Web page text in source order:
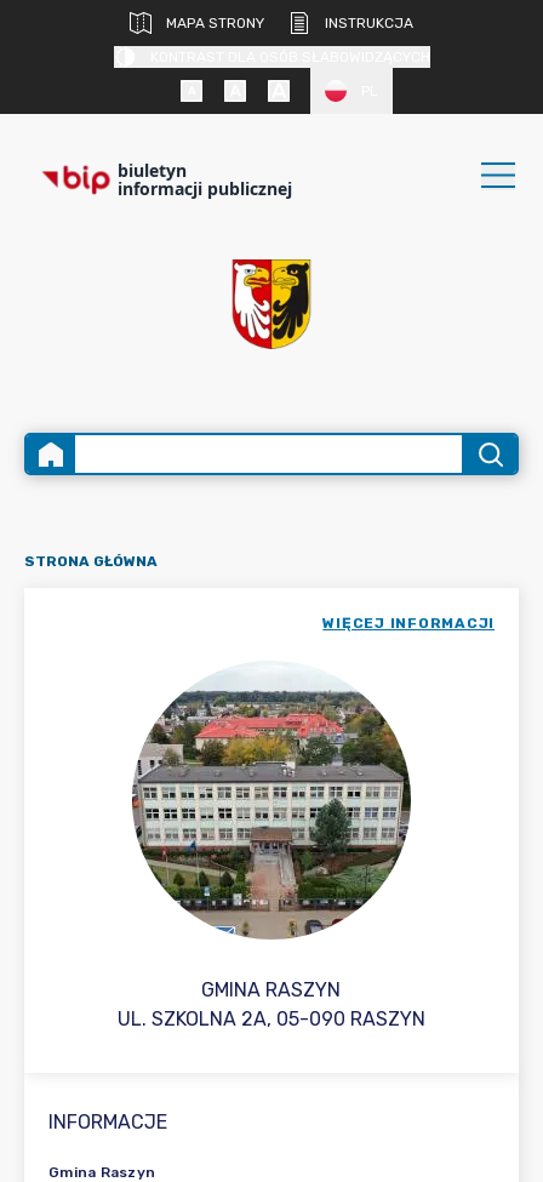
MAPA STRONY
INSTRUKCJA
biuletyn
informacji publicznej
STRONA GŁÓWNA
GMINA RASZYN
WIĘCEJ INFORMACJI
UL. SZKOLNA 2A, 05-090 RASZYN
INFORMACJE
Gmina Raszyn